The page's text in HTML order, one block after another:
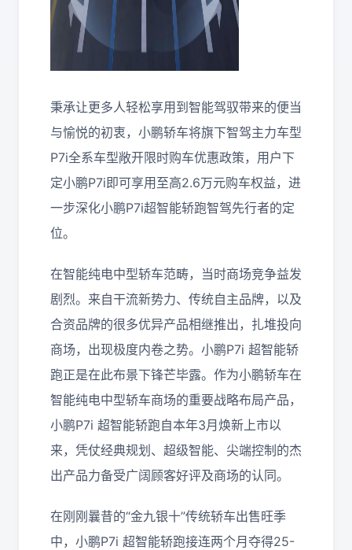
秉承让更多人轻松享用到智能驾驭带来的便当
与愉悦的初衷，小鹏轿车将旗下智驾主力车型
P7i全系车型敞开限时购车优惠政策，用户下
定小鹏P7i即可享用至高2.6万元购车权益，进
一步深化小鹏P7i超智能轿跑智驾先行者的定
位。
在智能纯电中型轿车范畴，当时商场竞争益发
剧烈。来自干流新势力、传统自主品牌，以及
合资品牌的很多优异产品相继推出，扎堆投向
商场，出现极度内卷之势。小鹏P7i 超智能轿
跑正是在此布景下锋芒毕露。作为小鹏轿车在
智能纯电中型轿车商场的重要战略布局产品，
小鹏P7i 超智能轿跑自本年3月焕新上市以
来，凭仗经典规划、超级智能、尖端控制的杰
出产品力备受广阔顾客好评及商场的认同。
在刚刚曩昔的“金九银十”传统轿车出售旺季
中，小鹏P7i 超智能轿跑接连两个月夺得25-